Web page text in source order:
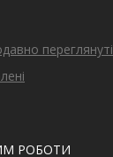
переглянуті
РОБОТИ